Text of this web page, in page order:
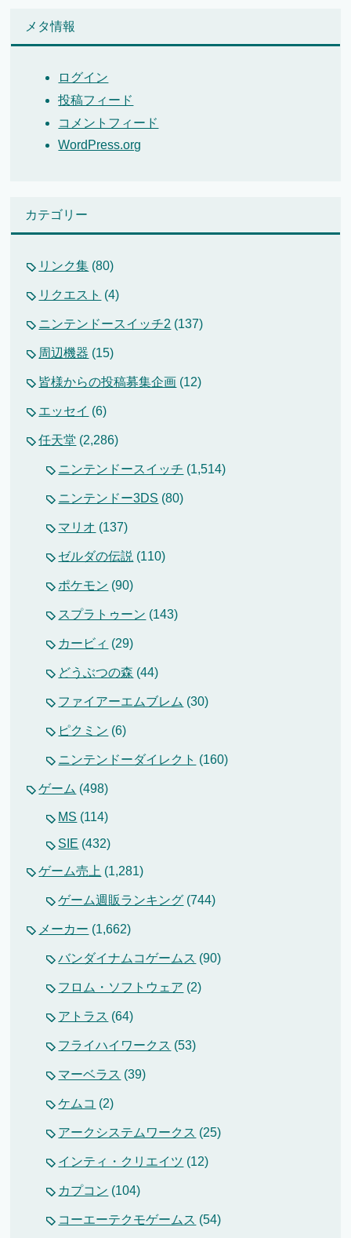
メタ情報
ログイン
投稿フィード
コメントフィード
WordPress.org
カテゴリー
リンク集 (80)
リクエスト (4)
ニンテンドースイッチ2 (137)
周辺機器 (15)
皆様からの投稿募集企画 (12)
エッセイ (6)
任天堂 (2,286)
ニンテンドースイッチ (1,514)
ニンテンドー3DS (80)
マリオ (137)
ゼルダの伝説 (110)
ポケモン (90)
スプラトゥーン (143)
カービィ (29)
どうぶつの森 (44)
ファイアーエムブレム (30)
ピクミン (6)
ニンテンドーダイレクト (160)
ゲーム (498)
MS (114)
SIE (432)
ゲーム売上 (1,281)
ゲーム週販ランキング (744)
メーカー (1,662)
バンダイナムコゲームス (90)
フロム・ソフトウェア (2)
アトラス (64)
フライハイワークス (53)
マーベラス (39)
ケムコ (2)
アークシステムワークス (25)
インティ・クリエイツ (12)
カプコン (104)
コーエーテクモゲームス (54)